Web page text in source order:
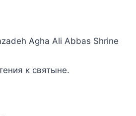
Agha Ali Abbas Shrine
к святыне.